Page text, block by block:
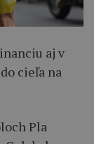
aj v
cieľa na
Pla